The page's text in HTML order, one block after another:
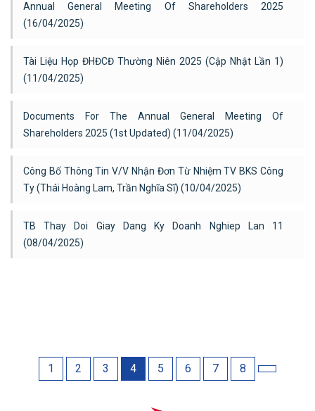
Annual General Meeting Of Shareholders 2025
(16/04/2025)
Tài Liệu Họp ĐHĐCĐ Thường Niên 2025 (cập Nhật Lần 1)
(11/04/2025)
Documents For The Annual General Meeting Of
Shareholders 2025 (1st Updated) (11/04/2025)
Công Bố Thông Tin V/v Nhận Đơn Từ Nhiệm TV BKS Công
Ty (Thái Hoàng Lam, Trần Nghĩa Sĩ) (10/04/2025)
TB Thay Doi Giay Dang Ky Doanh Nghiep Lan 11
(08/04/2025)
1 2 3 4 5 6 7 8